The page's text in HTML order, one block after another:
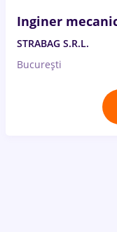
Inginer
STRABAG S.R.L.
București